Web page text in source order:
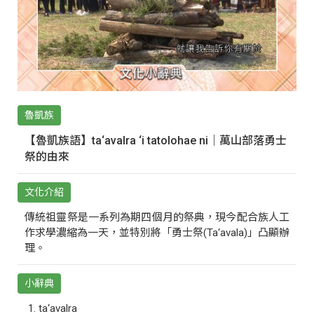
魯凱族
【魯凱族語】ta‘avalra ‘i tatolohae ni｜萬山部落勇士
祭的由來
文化介紹
傳統祖靈祭是一系列為期四個月的祭典，現今配合族人工
作求學濃縮為一天，並特別將「勇士祭(Ta‘avala)」凸顯辦
理。
小辭典
ta‘avalra